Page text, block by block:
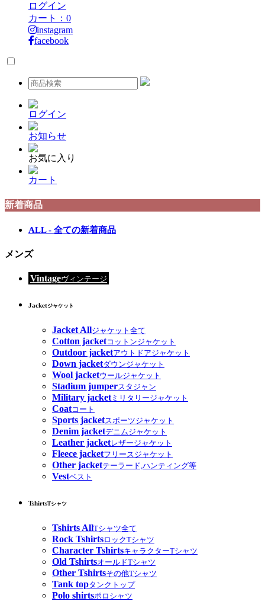
ログイン
カート： 0
instagram
facebook
ログイン
お知らせ
お気に入り
カート
新着商品
ALL - 全ての新着商品
メンズ
Vintageヴィンテージ
Jacketジャケット
Jacket Allジャケット全て
Cotton jacketコットンジャケット
Outdoor jacketアウトドアジャケット
Down jacketダウンジャケット
Wool jacketウールジャケット
Stadium jumperスタジャン
Military jacketミリタリージャケット
Coatコート
Sports jacketスポーツジャケット
Denim jacketデニムジャケット
Leather jacketレザージャケット
Fleece jacketフリースジャケット
Other jacketテーラード,ハンティング等
Vestベスト
TshirtsTシャツ
Tshirts AllTシャツ全て
Rock TshirtsロックTシャツ
Character TshirtsキャラクターTシャツ
Old TshirtsオールドTシャツ
Other Tshirtsその他Tシャツ
Tank topタンクトップ
Polo shirtsポロシャツ